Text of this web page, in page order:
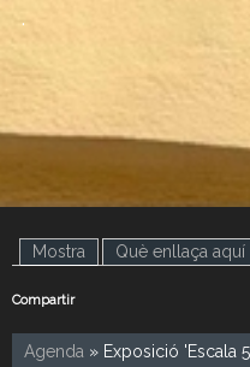
.
Mostra (pestanya activa)
Què enllaça aquí
Compartir
Agenda » Exposició 'Escala